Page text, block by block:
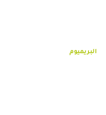
البريميوم